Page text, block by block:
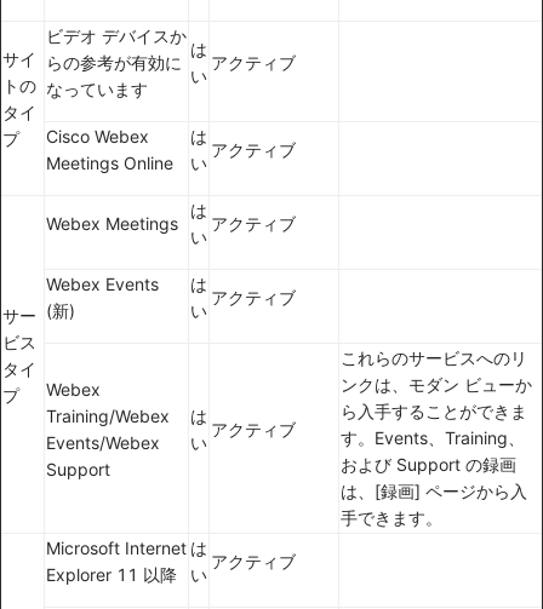
サイ
トの
タイ
プ
ビデオ デバイスか
らの参考が有効に
なっています
は
い
アクティブ
Cisco Webex
Meetings Online
は
い
アクティブ
サー
ビス
タイ
プ
Webex Meetings
は
い
アクティブ
Webex Events
(新)
は
い
アクティブ
Webex
Training/Webex
Events/Webex
Support
は
い
アクティブ
これらのサービスへのリ
ンクは、モダン ビューか
ら入手することができま
す。Events、Training、
および Support の録画
は、[録画] ページから入
手できます。
Microsoft Internet
Explorer 11 以降
は
い
アクティブ